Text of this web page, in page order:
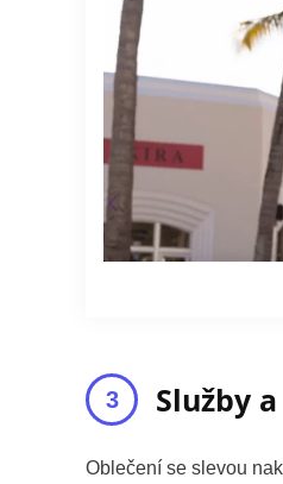
Služby
Oblečení se slevou